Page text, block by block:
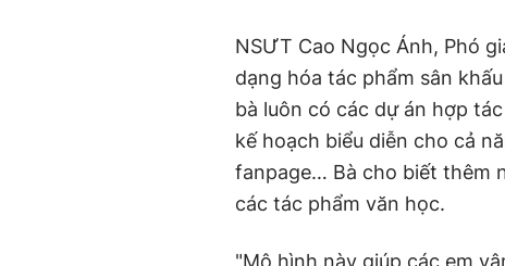
NSƯT Cao Ngọc Ánh, Phó
dạng hóa tác phẩm sân
bà luôn có các dự án hợp
kế hoạch biểu diễn cho cả
fanpage… Bà cho biết thêm
các tác phẩm văn học.
"Mô hình này giúp các em